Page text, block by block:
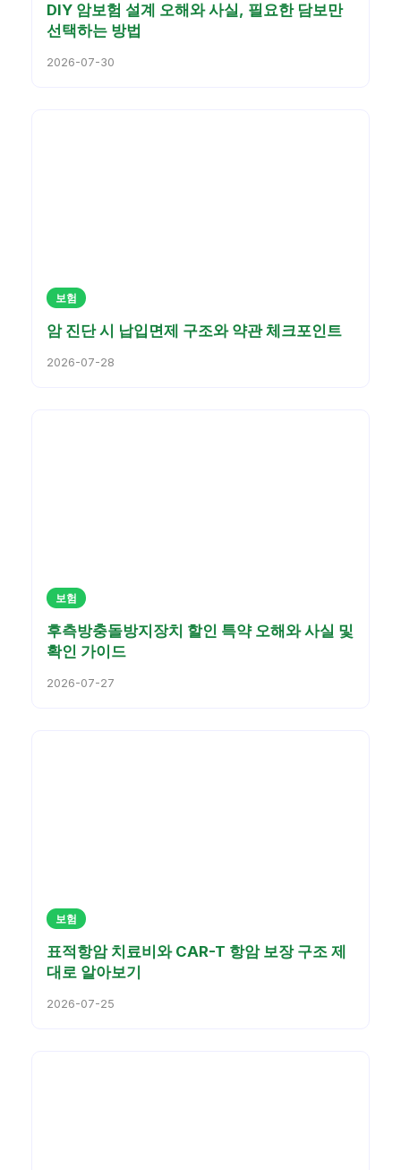
DIY 암보험 설계 오해와 사실, 필요한 담보만
선택하는 방법
2026-07-30
보험
암 진단 시 납입면제 구조와 약관 체크포인트
2026-07-28
보험
후측방충돌방지장치 할인 특약 오해와 사실 및
확인 가이드
2026-07-27
보험
표적항암 치료비와 CAR-T 항암 보장 구조 제
대로 알아보기
2026-07-25